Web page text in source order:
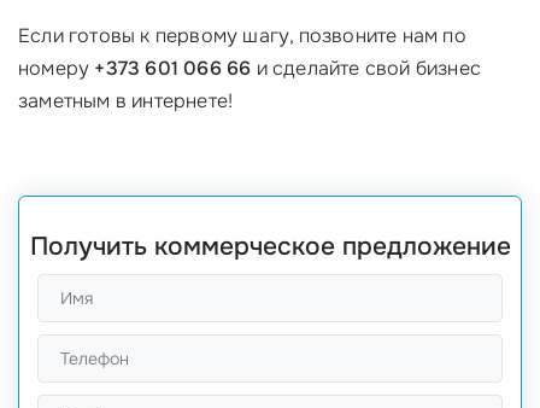
Если готовы к первому шагу, позвоните нам по
номеру +373 601 066 66 и сделайте свой бизнес
заметным в интернете!
Получить коммерческое предложение